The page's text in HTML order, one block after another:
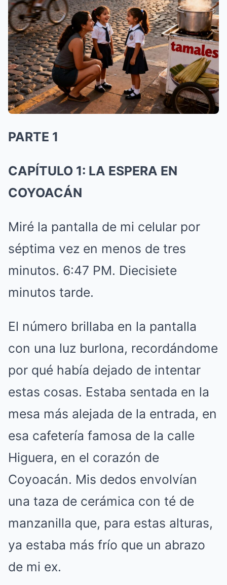
PARTE 1
CAPÍTULO 1: LA ESPERA EN
COYOACÁN
Miré la pantalla de mi celular por
séptima vez en menos de tres
minutos. 6:47 PM. Diecisiete
minutos tarde.
El número brillaba en la pantalla
con una luz burlona, recordándome
por qué había dejado de intentar
estas cosas. Estaba sentada en la
mesa más alejada de la entrada, en
esa cafetería famosa de la calle
Higuera, en el corazón de
Coyoacán. Mis dedos envolvían
una taza de cerámica con té de
manzanilla que, para estas alturas,
ya estaba más frío que un abrazo
de mi ex.